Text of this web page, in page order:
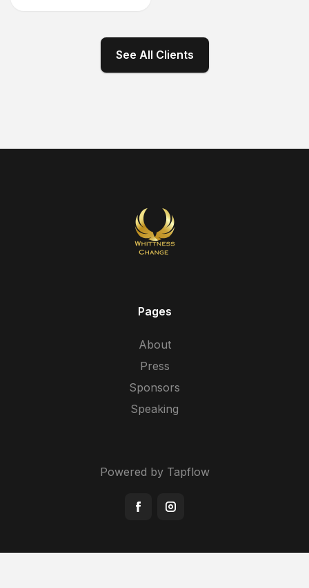
See All Clients
Pages
About
Press
Sponsors
Speaking
Powered by Tapflow